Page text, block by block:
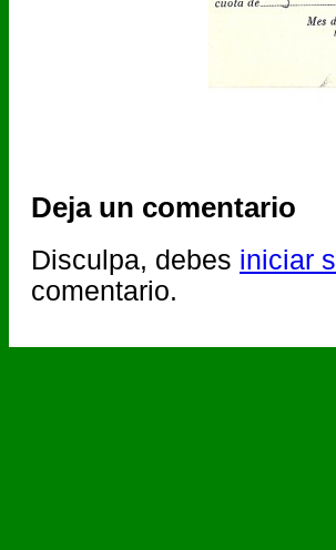
Deja un comentario
Disculpa, debes iniciar
comentario.